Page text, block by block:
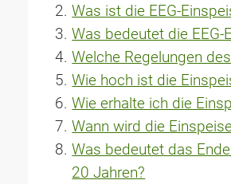
Was ist die EEG-
Was bedeutet die
Welche Regelungen
Wie hoch ist die
Wie erhalte ich die
Wann wird die
Was bedeutet das
20 Jahren?